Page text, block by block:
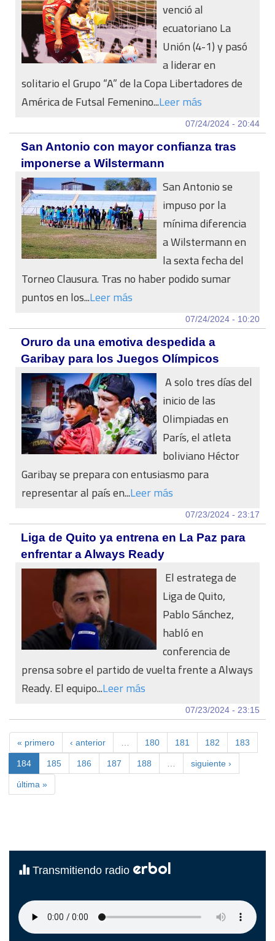
venció al
ecuatoriano La
Unión (4-1) y pasó
a liderar en
solitario el Grupo “A” de la Copa Libertadores de
América de Futsal Femenino...Leer más
07/24/2024 - 20:44
San Antonio con mayor confianza tras
imponerse a Wilstermann
San Antonio se
impuso por la
mínima diferencia
a Wilstermann en
la sexta fecha del
Torneo Clausura. Tras no haber podido sumar
puntos en los...Leer más
07/24/2024 - 10:20
Oruro da una emotiva despedida a
Garibay para los Juegos Olímpicos
A solo tres días del
inicio de las
Olimpiadas en
París, el atleta
boliviano Héctor
Garibay se prepara con entusiasmo para
representar al país en...Leer más
07/23/2024 - 23:17
Liga de Quito ya entrena en La Paz para
enfrentar a Always Ready
El estratega de
Liga de Quito,
Pablo Sánchez,
habló en
conferencia de
prensa sobre el partido de vuelta frente a Always
Ready. El equipo...Leer más
07/23/2024 - 23:15
« primero ‹ anterior 180 181 182 183
184 185 186 187 188 siguiente ›
última »
Transmitiendo radio erbol